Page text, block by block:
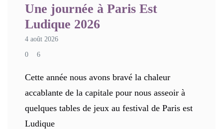
Une journée à Paris Est
Ludique 2026
4 août 2026
0 6
Cette année nous avons bravé la chaleur
accablante de la capitale pour nous asseoir à
quelques tables de jeux au festival de Paris est
Ludique